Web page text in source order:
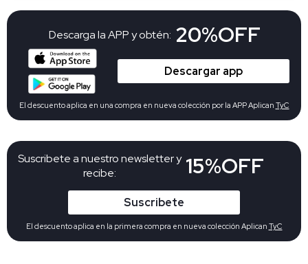
Suscribete a nuestro newsletter y
recibe:
15%OFF
Suscribete
El descuento aplica en la primera compra en nueva colección Aplican TyC
Descarga la APP y obtén: 20%OFF
Descargar app
El descuento aplica en una compra en nueva colección por la APP Aplican TyC